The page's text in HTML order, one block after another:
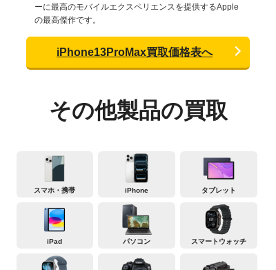
ーに最高のモバイルエクスペリエンスを提供するApple
の最高傑作です。
iPhone13ProMax買取価格表へ
その他製品の買取
スマホ・携帯 iPhone タブレット
iPad パソコン スマートウォッチ